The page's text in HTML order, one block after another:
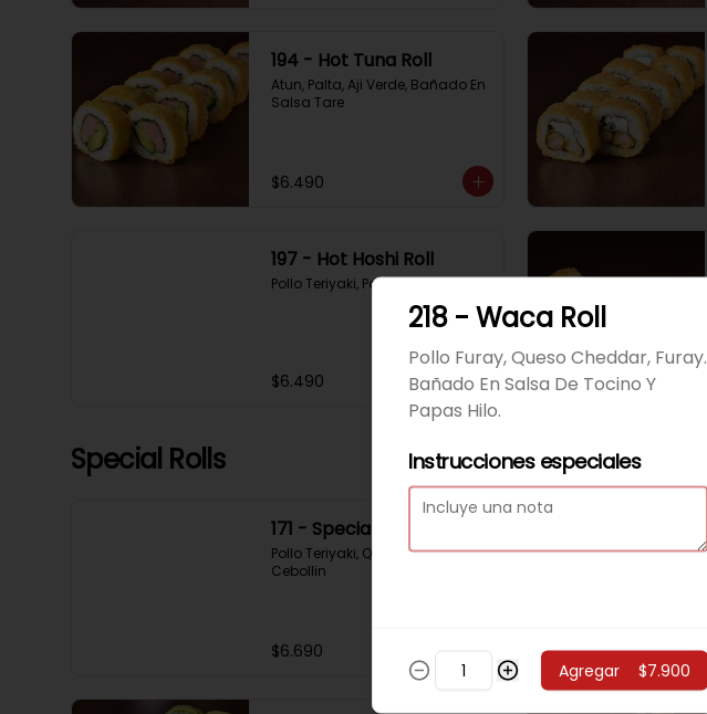
194 - Hot Tuna Roll
Atun, Palta, Aji Verde, Bañado En
Salsa Tare
$6.490
197 - Hot Hoshi Roll
Pollo Teriyaki, Palta, Sesamo
$6.490
Special Rolls
171 - Special Tori
Pollo Teriyaki, Queso Crema,
Cebollin
$6.690
218 - Waca Roll
Pollo Furay, Queso Cheddar, Furay.
Bañado En Salsa De Tocino Y
Papas Hilo.
Instrucciones especiales
Agregar $7.900